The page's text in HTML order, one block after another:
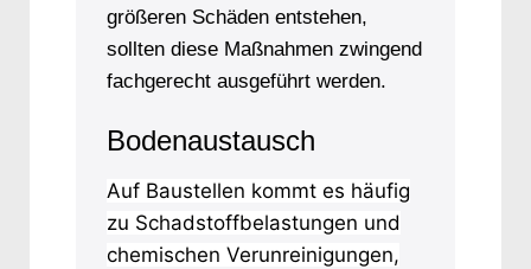
größeren Schäden entstehen,
sollten diese Maßnahmen zwingend
fachgerecht ausgeführt werden.
Bodenaustausch
Auf Baustellen kommt es häufig
zu Schadstoffbelastungen und
chemischen Verunreinigungen,